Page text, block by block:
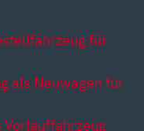
für
als Neuwagen für
Vorlauffahrzeug